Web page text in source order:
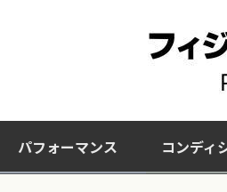
パフォーマンス コンディ